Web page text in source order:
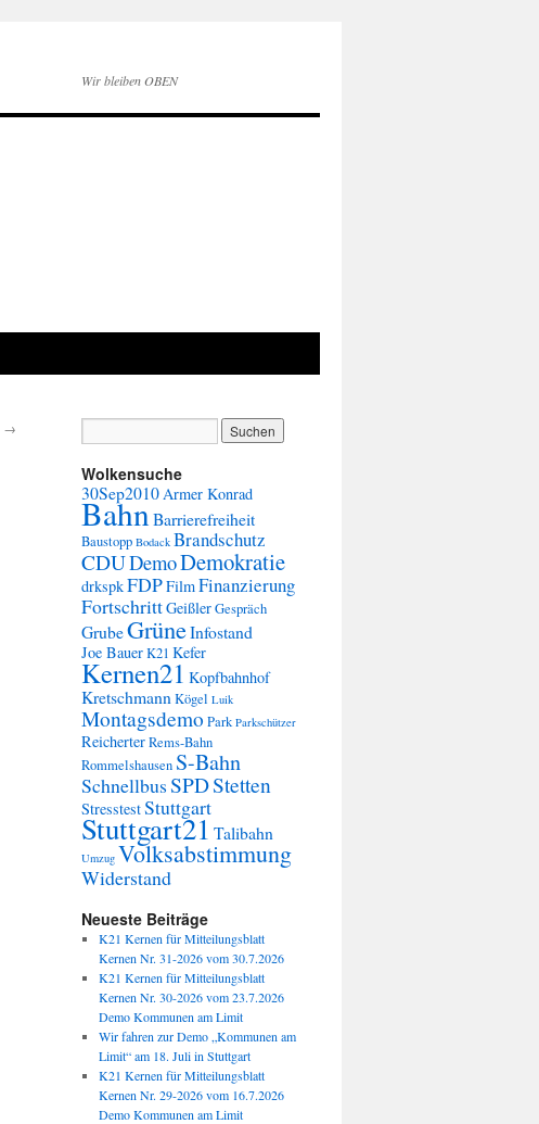
Wir bleiben OBEN
→
Wolkensuche
30Sep2010Armer Konrad
BahnBarrierefreiheit
Baustopp Bodack Brandschutz
CDUDemoDemokratie
drkspkFDPFilmFinanzierung
FortschrittGeißlerGespräch
GrubeGrüneInfostand
Joe BauerK21 Kefer
Kernen21 Kopfbahnhof
Kretschmann Kögel Luik
Montagsdemo Park Parkschützer
ReicherterRems-Bahn
Rommelshausen S-Bahn
SchnellbusSPDStetten
StresstestStuttgart
Stuttgart21 Talibahn
Umzug Volksabstimmung
Widerstand
Neueste Beiträge
K21 Kernen für Mitteilungsblatt
Kernen Nr. 31-2026 vom 30.7.2026
K21 Kernen für Mitteilungsblatt
Kernen Nr. 30-2026 vom 23.7.2026
Demo Kommunen am Limit
Wir fahren zur Demo „Kommunen am
Limit“ am 18. Juli in Stuttgart
K21 Kernen für Mitteilungsblatt
Kernen Nr. 29-2026 vom 16.7.2026
Demo Kommunen am Limit